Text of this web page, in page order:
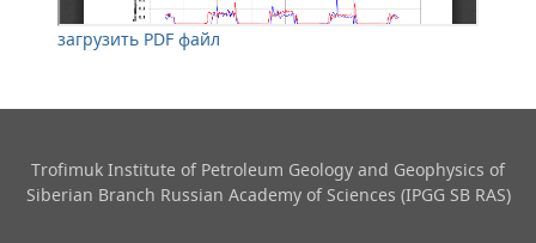
загрузить PDF файл
Trofimuk Institute of Petroleum Geology and Geophysics​ of
Siberian Branch Russian Academy of Sciences (IPGG SB RAS)